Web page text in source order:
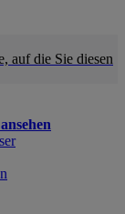
auf die Sie diesen